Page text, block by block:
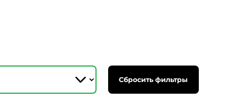
Сбросить фильтры